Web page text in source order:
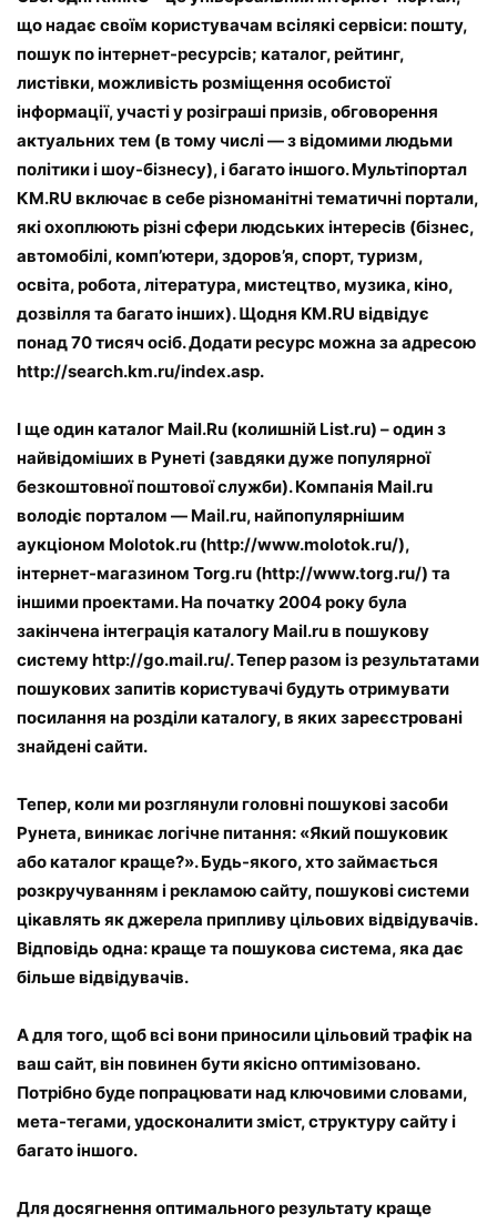
що надає своїм користувачам всілякі сервіси: пошту,
пошук по інтернет-ресурсів; каталог, рейтинг,
листівки, можливість розміщення особистої
інформації, участі у розіграші призів, обговорення
актуальних тем (в тому числі — з відомими людьми
політики і шоу-бізнесу), і багато іншого. Мультіпортал
КМ.RU включає в себе різноманітні тематичні портали,
які охоплюють різні сфери людських інтересів (бізнес,
автомобілі, комп’ютери, здоров’я, спорт, туризм,
освіта, робота, література, мистецтво, музика, кіно,
дозвілля та багато інших). Щодня KM.RU відвідує
понад 70 тисяч осіб. Додати ресурс можна за адресою
http://search.km.ru/index.asp.
І ще один каталог Mail.Ru (колишній List.ru) – один з
найвідоміших в Рунеті (завдяки дуже популярної
безкоштовної поштової служби). Компанія Mail.ru
володіє порталом — Mail.ru, найпопулярнішим
аукціоном Molotok.ru (http://www.molotok.ru/),
інтернет-магазином Torg.ru (http://www.torg.ru/) та
іншими проектами. На початку 2004 року була
закінчена інтеграція каталогу Mail.ru в пошукову
систему http://go.mail.ru/. Тепер разом із результатами
пошукових запитів користувачі будуть отримувати
посилання на розділи каталогу, в яких зареєстровані
знайдені сайти.
Тепер, коли ми розглянули головні пошукові засоби
Рунета, виникає логічне питання: «Який пошуковик
або каталог краще?». Будь-якого, хто займається
розкручуванням і рекламою сайту, пошукові системи
цікавлять як джерела припливу цільових відвідувачів.
Відповідь одна: краще та пошукова система, яка дає
більше відвідувачів.
А для того, щоб всі вони приносили цільовий трафік на
ваш сайт, він повинен бути якісно оптимізовано.
Потрібно буде попрацювати над ключовими словами,
мета-тегами, удосконалити зміст, структуру сайту і
багато іншого.
Для досягнення оптимального результату краще